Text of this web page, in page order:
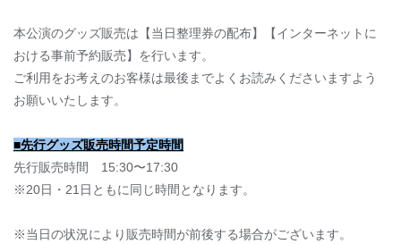
本公演のグッズ販売は【当日整理券の配布】【インターネットに
おける事前予約販売】を行います。
ご利用をお考えのお客様は最後までよくお読みくださいますよう
お願いいたします。
■先行グッズ販売時間予定時間
先行販売時間 15:30〜17:30
※20日・21日ともに同じ時間となります。
※当日の状況により販売時間が前後する場合がございます。